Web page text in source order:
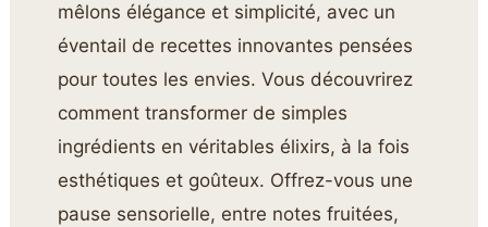
mêlons élégance et simplicité, avec un
éventail de recettes innovantes pensées
pour toutes les envies. Vous découvrirez
comment transformer de simples
ingrédients en véritables élixirs, à la fois
esthétiques et goûteux. Offrez-vous une
pause sensorielle, entre notes fruitées,